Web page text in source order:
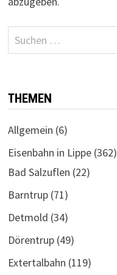
Suchen
nach:
THEMEN
Allgemein (6)
Eisenbahn in Lippe(362)
Bad Salzuflen (22)
Barntrup(71)
Detmold (34)
Dörentrup(49)
Extertalbahn (119)